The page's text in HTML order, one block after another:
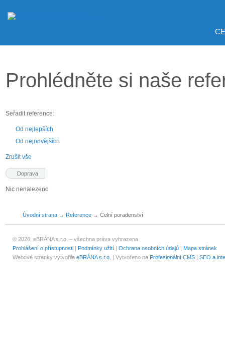
Prohlédněte si naše
Seřadit reference:
Od nejlepších
Od nejnovějších
Zrušit vše
Doprava
Nic nenalezeno
Úvodní strana → Reference → Celní poradenství
© 2026, eBRÁNA s.r.o. – všechna práva vyhrazena
Prohlášení o přístupnosti | Podmínky užití | Ochrana osobních údajů | Mapa stránek
Webové stránky vytvořila eBRÁNA s.r.o. | Vytvořeno na Profesionální CMS | SEO a